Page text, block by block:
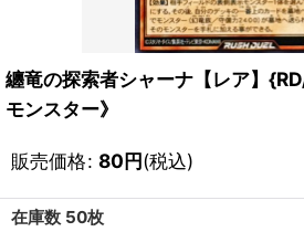
纏竜の探索者シャーナ【レア】
モンスター》
販売価格: 80円(税込)
在庫数 50枚